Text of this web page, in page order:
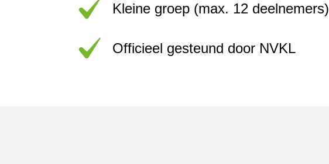
Kleine groep (max. 12 deelnemers)
Officieel gesteund door NVKL